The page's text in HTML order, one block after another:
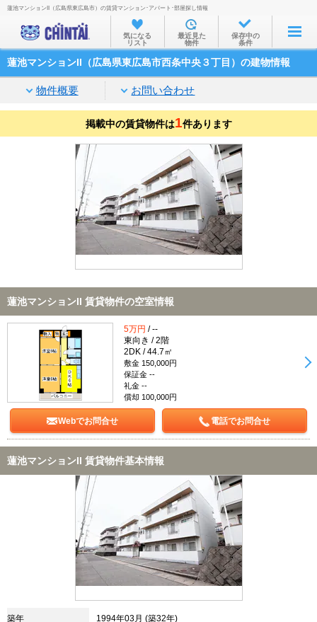
お部屋を探す
沿線・駅から
家賃相場から
通勤通学時間から
物件特集から
不動産会社から
TOP
蓮池マンションII（広島県東広島市）の賃貸マンション･アパート･部屋探し情報
気になる
リスト
最近見た
物件
保存中の
条件
蓮池マンションII（広島県東広島市西条中央３丁目）の建物情報
物件概要 お問い合わせ
掲載中の賃貸物件は1件あります
蓮池マンションII 賃貸物件の空室情報
5万円 / --
東向き / 2階
2DK / 44.7㎡
敷金 150,000円
保証金 --
礼金 --
償却 100,000円
Webでお問合せ 電話でお問合せ
蓮池マンションII 賃貸物件基本情報
築年 1994年03月 (築32年)